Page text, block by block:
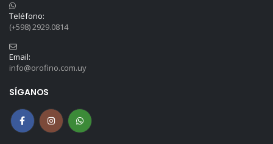
Teléfono:
(+598) 2929.0814
Email:
info@orofino.com.uy
SÍGANOS